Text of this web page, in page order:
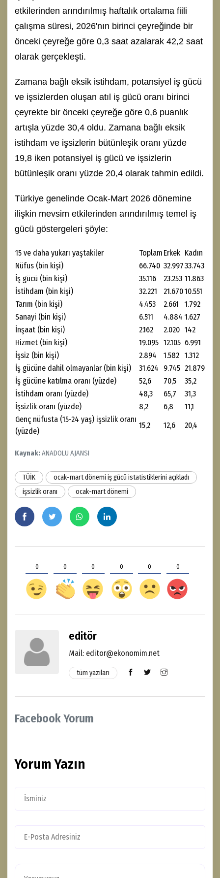
etkilerinden arındırılmış haftalık ortalama fiili
çalışma süresi, 2026'nın birinci çeyreğinde bir
önceki çeyreğe göre 0,3 saat azalarak 42,2 saat
olarak gerçekleşti.
Zamana bağlı eksik istihdam, potansiyel iş gücü
ve işsizlerden oluşan atıl iş gücü oranı birinci
çeyrekte bir önceki çeyreğe göre 0,6 puanlık
artışla yüzde 30,4 oldu. Zamana bağlı eksik
istihdam ve işsizlerin bütünleşik oranı yüzde
19,8 iken potansiyel iş gücü ve işsizlerin
bütünleşik oranı yüzde 20,4 olarak tahmin edildi.
Türkiye genelinde Ocak-Mart 2026 dönemine
ilişkin mevsim etkilerinden arındırılmış temel iş
gücü göstergeleri şöyle:
15 ve daha yukarı yaştakiler Toplam Erkek Kadın
Nüfus (bin kişi)
66.740 32.99733.743
İş gücü (bin kişi)
35.116 23.253 11.863
İstihdam (bin kişi)
32.221 21.67010.551
Tarım (bin kişi)
4.453 2.661
1.792
Sanayi (bin kişi)
6.511 4.884 1.627
İnşaat (bin kişi)
2.162 2.020 142
Hizmet (bin kişi)
19.095 12.105 6.991
İşsiz (bin kişi)
2.894 1.582 1.312
İş gücüne dahil olmayanlar (bin kişi)
31.624 9.745 21.879
İş gücüne katılma oranı (yüzde)
52,6 70,5
35,2
İstihdam oranı (yüzde)
48,3 65,7
31,3
İşsizlik oranı (yüzde)
8,2 6,8
11,1
Genç nüfusta (15-24 yaş) işsizlik oranı
(yüzde)
15,2 12,6 20,4
Kaynak:ANADOLU AJANSI
TÜİK
ocak-mart dönemi iş gücü istatistiklerini açıkladı
işsizlik oranı
ocak-mart dönemi
0 0 0 0 0 0
editör
Mail: editor@ekonomim.net
tüm yazıları
Facebook Yorum
Yorum Yazın